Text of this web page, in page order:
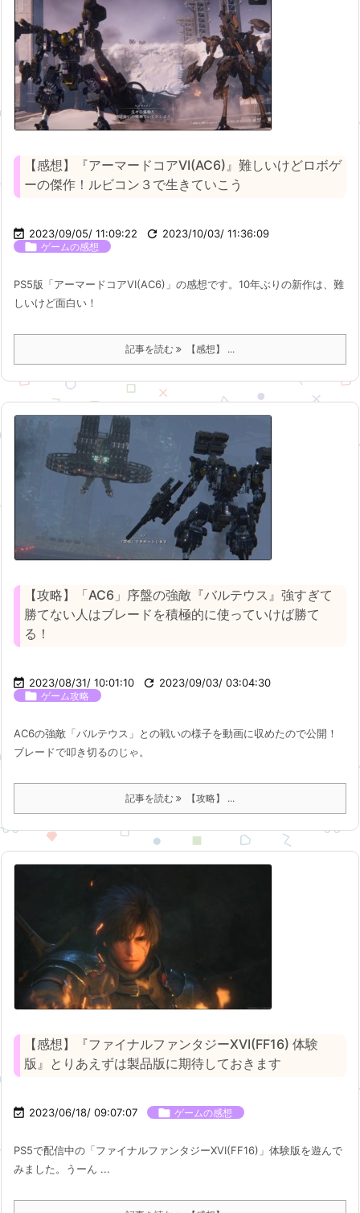
【感想】『アーマードコアVI(AC6)』難しいけどロボゲ
ーの傑作！ルビコン３で生きていこう
 2023/09/05/ 11:09:22  2023/10/03/ 11:36:09
 ゲームの感想
PS5版「アーマードコアVI(AC6)」の感想です。10年ぶりの新作は、難
しいけど面白い！
記事を読む 【感想】 ...
【攻略】「AC6」序盤の強敵『バルテウス』強すぎて
勝てない人はブレードを積極的に使っていけば勝て
る！
 2023/08/31/ 10:01:10  2023/09/03/ 03:04:30
 ゲーム攻略
AC6の強敵「バルテウス」との戦いの様子を動画に収めたので公開！
ブレードで叩き切るのじゃ。
記事を読む 【攻略】 ...
【感想】『ファイナルファンタジーXVI(FF16) 体験
版』とりあえずは製品版に期待しておきます
 2023/06/18/ 09:07:07  ゲームの感想
PS5で配信中の「ファイナルファンタジーXVI(FF16)」体験版を遊んで
みました。うーん ...